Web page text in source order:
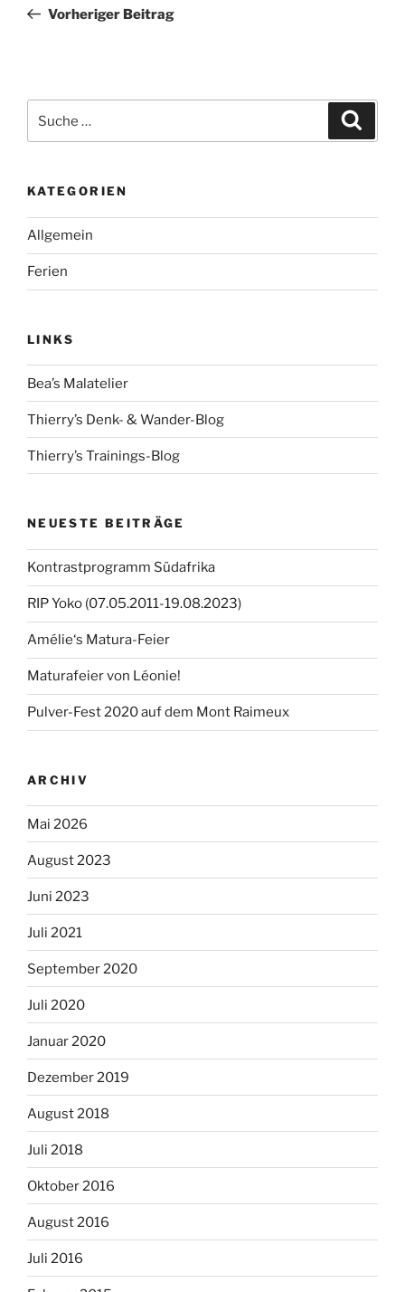
Beitrag
Vorheriger Beitrag
nach:
KATEGORIEN
Allgemein
Ferien
LINKS
Bea’s Malatelier
Thierry’s Denk- & Wander-Blog
Thierry’s Trainings-Blog
NEUESTE BEITRÄGE
Kontrastprogramm Südafrika
RIP Yoko (07.05.2011-19.08.2023)
Amélie‘s Matura-Feier
Maturafeier von Léonie!
Pulver-Fest 2020 auf dem Mont Raimeux
ARCHIV
Mai 2026
August 2023
Juni 2023
Juli 2021
September 2020
Juli 2020
Januar 2020
Dezember 2019
August 2018
Juli 2018
Oktober 2016
August 2016
Juli 2016